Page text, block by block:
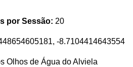
por Sessão: 20
-8.7104414643554
Olhos de Água do Alviela